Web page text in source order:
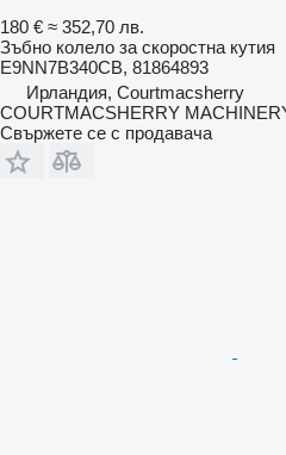
180 € ≈ 352,70 лв.
Зъбно колело за скоростна кутия
E9NN7B340CB, 81864893
Ирландия, Courtmacsherry
COURTMACSHERRY
Свържете се с продавача